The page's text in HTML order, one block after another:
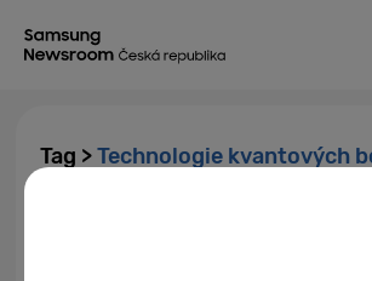
Tag >Technologie kvantových